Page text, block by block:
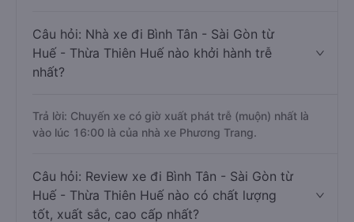
Câu hỏi: Nhà xe đi Bình Tân - Sài Gòn từ
Huế - Thừa Thiên Huế nào khởi hành trễ
nhất?
Trả lời: Chuyến xe có giờ xuất phát trễ (muộn) nhất là
vào lúc 16:00 là của nhà xe Phương Trang.
Câu hỏi: Review xe đi Bình Tân - Sài Gòn từ
Huế - Thừa Thiên Huế nào có chất lượng
tốt, xuất sắc, cao cấp nhất?